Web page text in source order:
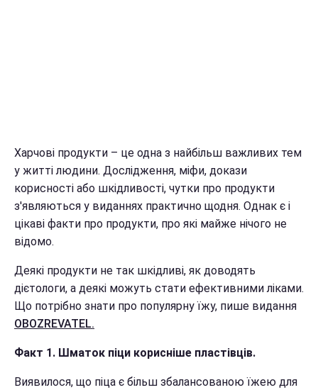
Харчові продукти – це одна з найбільш важливих тем
у житті людини. Дослідження, міфи, докази
корисності або шкідливості, чутки про продукти
з'являються у виданнях практично щодня. Однак є і
цікаві факти про продукти, про які майже нічого не
відомо.
Деякі продукти не так шкідливі, як доводять
дієтологи, а деякі можуть стати ефективними ліками.
Що потрібно знати про популярну їжу, пише видання
OBOZREVATEL.
Факт 1. Шматок піци корисніше пластівців.
Виявилося, що піца є більш збалансованою їжею для